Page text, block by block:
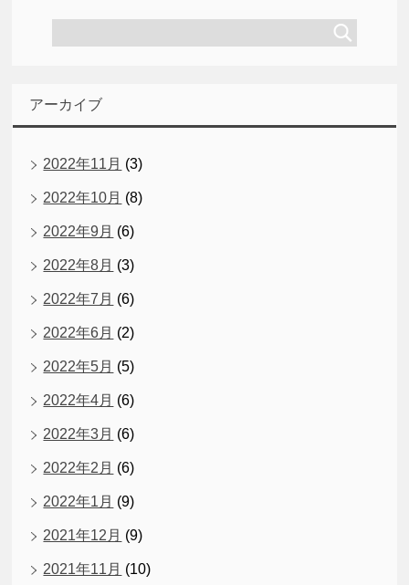
アーカイブ
2022年11月 (3)
2022年10月 (8)
2022年9月 (6)
2022年8月 (3)
2022年7月 (6)
2022年6月 (2)
2022年5月 (5)
2022年4月 (6)
2022年3月 (6)
2022年2月 (6)
2022年1月 (9)
2021年12月 (9)
2021年11月 (10)